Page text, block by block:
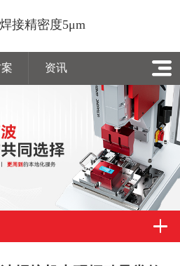
焊接精密度5μm
资讯